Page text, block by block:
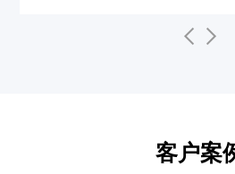
客户案